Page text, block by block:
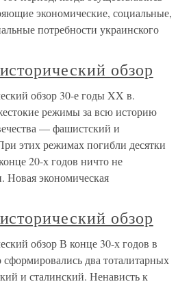
экономические, социальные,
потребности украинского
обзор
обзор 30-е годы XX в.
режимы за всю историю
— фашистский и
этих режимах погибли десятки
20-х годов ничто не
Новая экономическая
обзор
обзор В конце 30-х годов в
сформировались два тоталитарных
и сталинский. Ненависть к